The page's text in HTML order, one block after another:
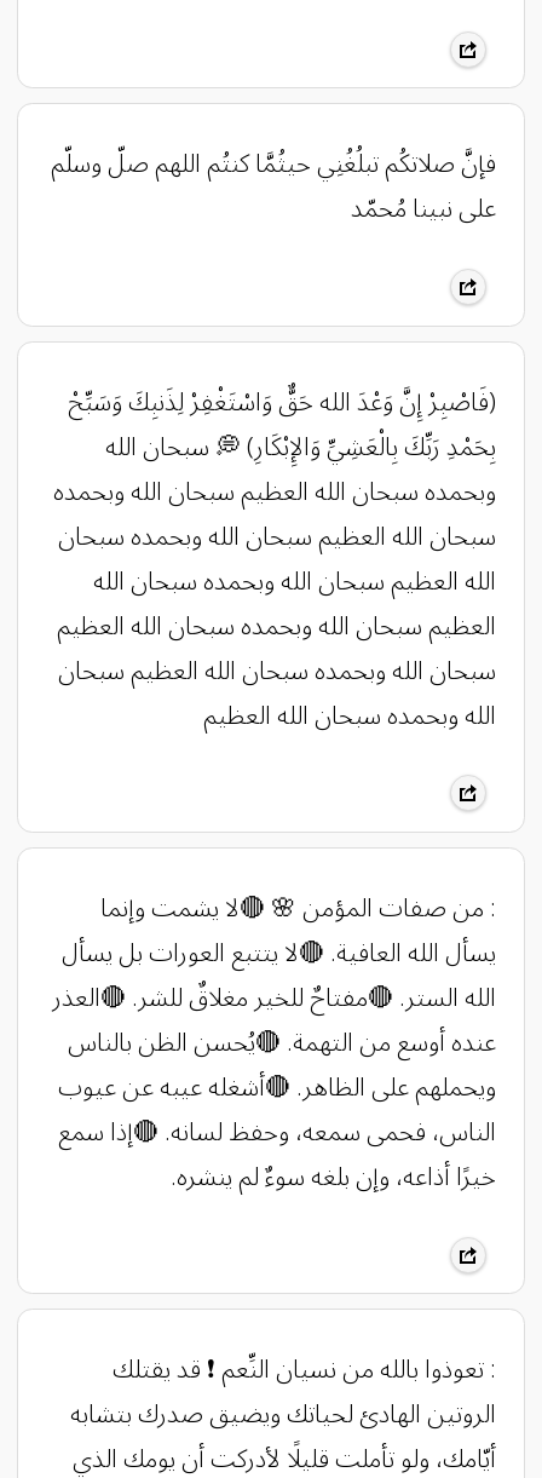
‏فإنَّ صلاتكُم تبلُغُنِي حيثُمَّا كنتُم ‏اللهم صلّ وسلّم
على نبينا مُحمّد
(‏فَاصْبِرْ إِنَّ وَعْدَ الله حَقٌّ وَاسْتَغْفِرْ لِذَنبِكَ وَسَبِّحْ
بِحَمْدِ رَبِّكَ بِالْعَشِيِّ وَالإِبْكَارِ) 💭 سبحان الله
وبحمده سبحان الله العظيم سبحان الله وبحمده
سبحان الله العظيم سبحان الله وبحمده سبحان
الله العظيم سبحان الله وبحمده سبحان الله
العظيم سبحان الله وبحمده سبحان الله العظيم
سبحان الله وبحمده سبحان الله العظيم سبحان
الله وبحمده سبحان الله العظيم
: من صفات المؤمن 🌸 🔴لا يشمت وإنما
يسأل الله العافية. 🔴لا يتتبع العورات بل يسأل
الله الستر. 🔴مفتاحٌ للخير مغلاقٌ للشر. 🔴العذر
عنده أوسع من التهمة. 🔴يُحسن الظن بالناس
ويحملهم على الظاهر. 🔴أشغله عيبه عن عيوب
الناس، فحمى سمعه، وحفظ لسانه. 🔴إذا سمع
خيرًا أذاعه، وإن بلغه سوءٌ لم ينشره.
‏: تعوذوا بالله من نسيان النِّعم ❗️ قد يقتلك
الروتين الهادئ لحياتك ويضيق صدرك بتشابه
أيّامك، ولو تأملت قليلًا لأدركت أن يومك الذي